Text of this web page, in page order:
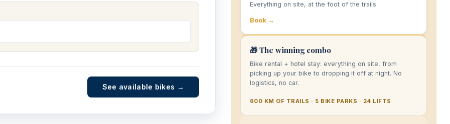
See available bikes →
Everything on site, at the foot of the trails.
Book →
🎁 The winning combo
Bike rental + hotel stay: everything on site, from
picking up your bike to dropping it off at night. No
logistics, no car.
600 KM OF TRAILS · 5 BIKE PARKS · 24 LIFTS